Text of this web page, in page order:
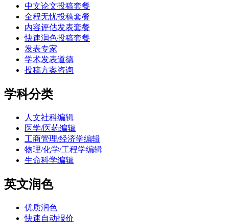
中文论文投稿套餐
全程无忧投稿套餐
内容评估发表套餐
快速润色投稿套餐
发表专家
学术发表道德
投稿方案咨询
学科分类
人文社科编辑
医学/医药编辑
工商管理/经济学编辑
物理/化学/工程学编辑
生命科学编辑
英文润色
优质润色
快速自动报价